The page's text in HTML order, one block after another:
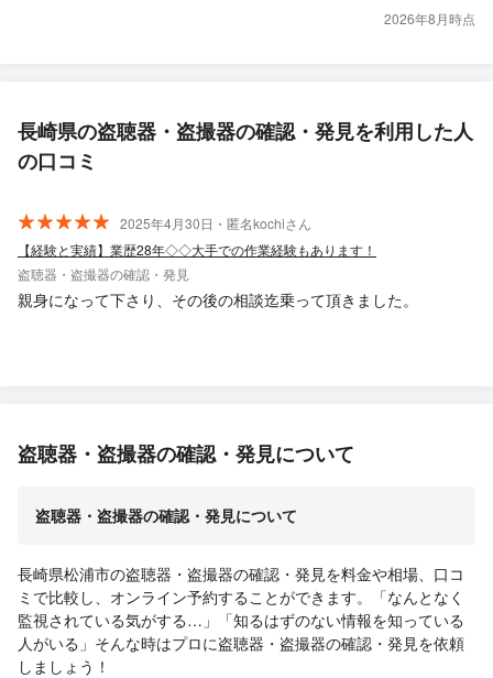
2026年8月時点
長崎県の盗聴器・盗撮器の確認・発見を利用した人
の口コミ
2025年4月30日・匿名kochiさん
【経験と実績】業歴28年◇◇大手での作業経験もあります！
盗聴器・盗撮器の確認・発見
親身になって下さり、その後の相談迄乗って頂きました。
盗聴器・盗撮器の確認・発見について
盗聴器・盗撮器の確認・発見について
長崎県松浦市の盗聴器・盗撮器の確認・発見を料金や相場、口コ
ミで比較し、オンライン予約することができます。「なんとなく
監視されている気がする…」「知るはずのない情報を知っている
人がいる」そんな時はプロに盗聴器・盗撮器の確認・発見を依頼
しましょう！